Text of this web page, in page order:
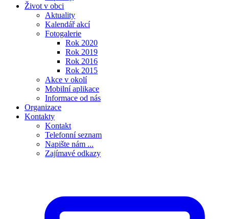
Život v obci
Aktuality
Kalendář akcí
Fotogalerie
Rok 2020
Rok 2019
Rok 2016
Rok 2015
Akce v okolí
Mobilní aplikace
Informace od nás
Organizace
Kontakty
Kontakt
Telefonní seznam
Napište nám ...
Zajímavé odkazy